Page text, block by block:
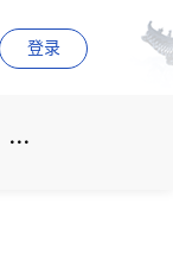
登录